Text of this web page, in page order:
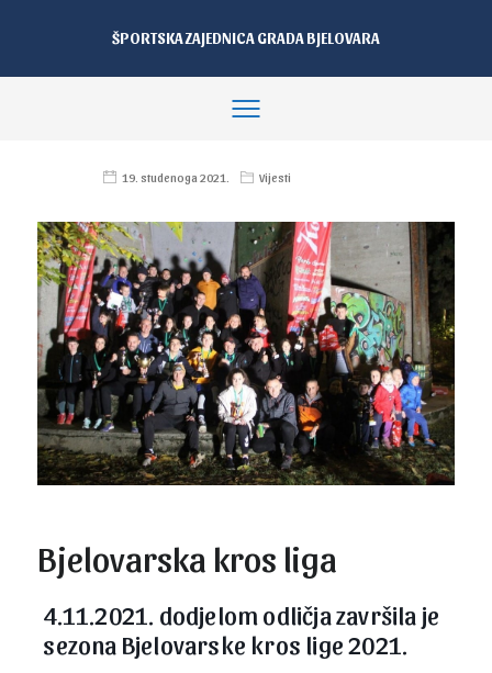
ŠPORTSKA ZAJEDNICA GRADA BJELOVARA
19. studenoga 2021. Vijesti
Bjelovarska kros liga
4.11.2021. dodjelom odličja završila je
sezona Bjelovarske kros lige 2021.